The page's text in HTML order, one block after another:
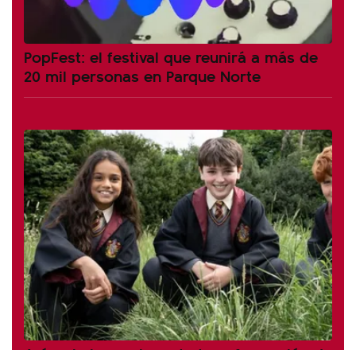
PopFest: el festival que reunirá a más de
20 mil personas en Parque Norte